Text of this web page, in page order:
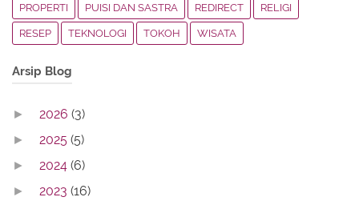
PROPERTI PUISI DAN SASTRA REDIRECT RELIGI
RESEP TEKNOLOGI TOKOH WISATA
Arsip Blog
► 2026 (3)
► 2025 (5)
► 2024 (6)
► 2023 (16)